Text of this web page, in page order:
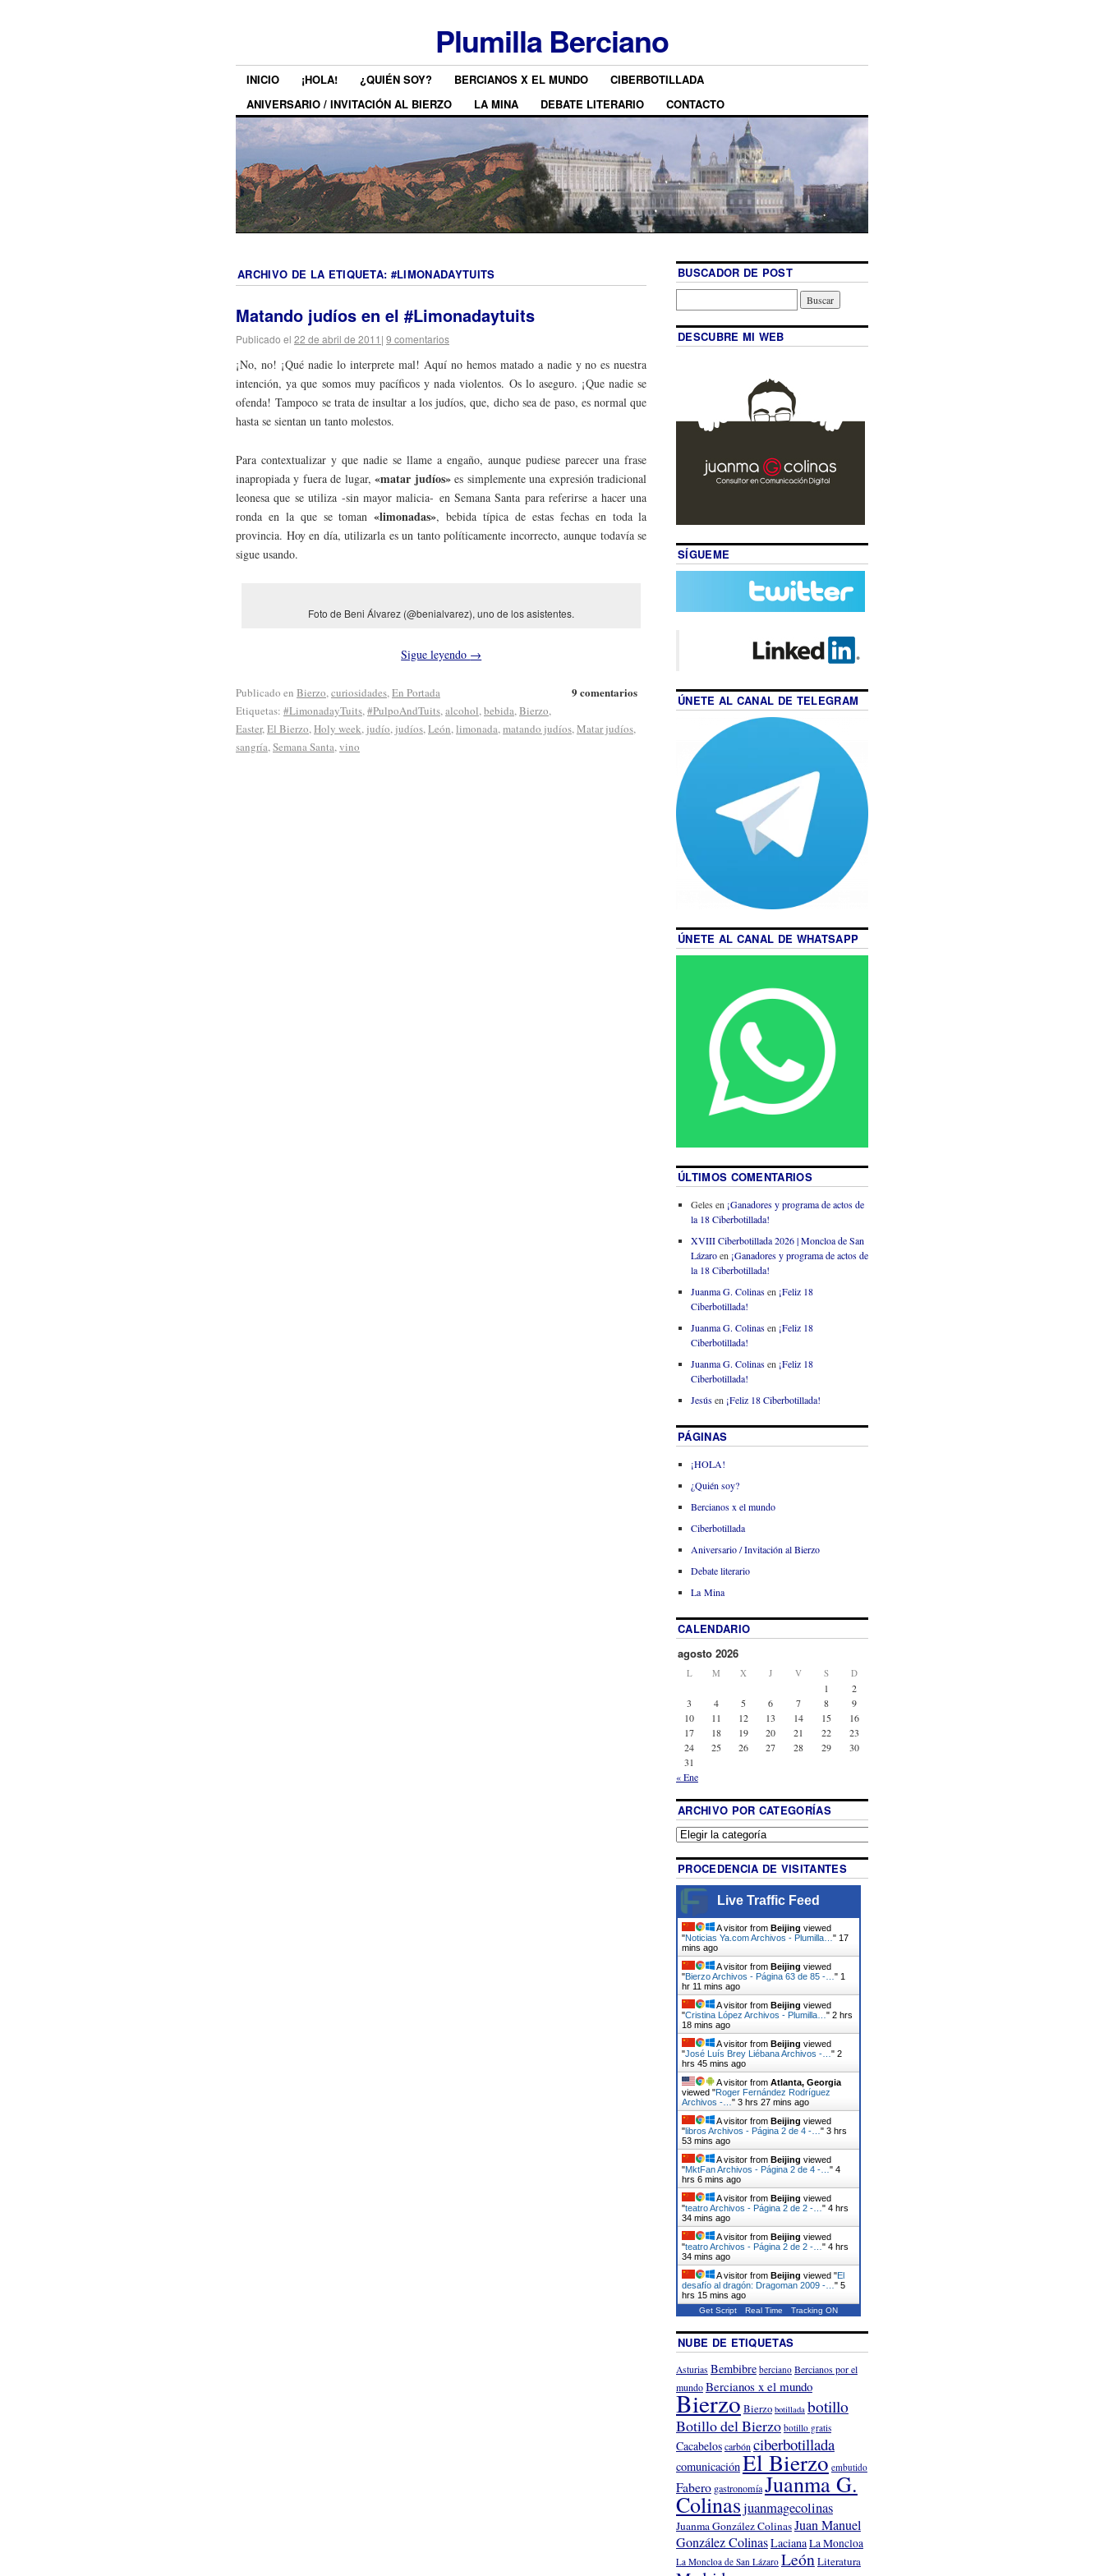
Plumilla Berciano
INICIO ¡HOLA! ¿QUIÉN SOY? BERCIANOS X EL MUNDO
CIBERBOTILLADA
ANIVERSARIO / INVITACIÓN AL BIERZO
LA MINA DEBATE LITERARIO CONTACTO
ARCHIVO DE LA ETIQUETA: #LIMONADAYTUITS
Matando judíos en el #Limonadaytuits
Publicado el 22 de abril de 2011 | 9 comentarios
¡No, no! ¡Qué nadie lo interprete mal! Aquí no hemos matado a nadie y no es nuestra
intención, ya que somos muy pacíficos y nada violentos. Os lo aseguro. ¡Que nadie se
ofenda! Tampoco se trata de insultar a los judíos, que, dicho sea de paso, es normal que
hasta se sientan un tanto molestos.
Para contextualizar y que nadie se llame a engaño, aunque pudiese parecer una frase
inapropiada y fuera de lugar,«matar judíos»es simplemente una expresión tradicional
leonesa que se utiliza -sin mayor malicia- en Semana Santa para referirse a hacer una
ronda en la que se toman«limonadas», bebida típica de estas fechas en toda la
provincia. Hoy en día, utilizarla es un tanto políticamente incorrecto, aunque todavía se
sigue usando.
Foto de Beni Álvarez (@benialvarez), uno de los asistentes.
Sigue leyendo →
9 comentarios
Publicado en Bierzo,curiosidades,En Portada
Etiquetas: #LimonadayTuits,#PulpoAndTuits,alcohol,bebida,Bierzo,
Easter,El Bierzo,Holy week, judío, judíos,León,limonada,matando judíos,Matar judíos,
sangría,Semana Santa,vino
BUSCADOR DE POST
DESCUBRE MI WEB
SÍGUEME
ÚNETE AL CANAL DE TELEGRAM
ÚNETE AL CANAL DE WHATSAPP
ÚLTIMOS COMENTARIOS
Geles en ¡Ganadores y programa de actos de
la 18 Ciberbotillada!
XVIII Ciberbotillada 2026 | Moncloa de San
Lázaroen ¡Ganadores y programa de actos de
la 18 Ciberbotillada!
Juanma G. Colinasen ¡Feliz 18
Ciberbotillada!
Juanma G. Colinasen ¡Feliz 18
Ciberbotillada!
Juanma G. Colinasen ¡Feliz 18
Ciberbotillada!
Jesúsen ¡Feliz 18 Ciberbotillada!
PÁGINAS
¡HOLA!
¿Quién soy?
Bercianos x el mundo
Ciberbotillada
Aniversario / Invitación al Bierzo
Debate literario
La Mina
CALENDARIO
agosto 2026
L M X J V S D
1
2
3
4 5 6 7 8
9
10
11 12 13 14 15
16
17
18 19 20 21 22
23
24
25 26 27 28 29
30
31
« Ene
ARCHIVO POR CATEGORÍAS
PROCEDENCIA DE VISITANTES
Live Traffic Feed
A visitor from Beijing viewed
"Noticias Ya.com Archivos - Plumilla… " 17
mins ago
A visitor from Beijing viewed
"Bierzo Archivos - Página 63 de 85 -… " 1
hr 11 mins ago
A visitor from Beijing viewed
"Cristina López Archivos - Plumilla… " 2 hrs
18 mins ago
A visitor from Beijing viewed
"José Luís Brey Liébana Archivos -… " 2
hrs 45 mins ago
A visitor from Atlanta, Georgia
viewed "Roger Fernández Rodríguez
Archivos -… " 3 hrs 27 mins ago
A visitor from Beijing viewed
"libros Archivos - Página 2 de 4 -… " 3 hrs
53 mins ago
A visitor from Beijing viewed
"MktFan Archivos - Página 2 de 4 -… " 4
hrs 6 mins ago
A visitor from Beijing viewed
"teatro Archivos - Página 2 de 2 -… " 4 hrs
34 mins ago
A visitor from Beijing viewed
"teatro Archivos - Página 2 de 2 -… " 4 hrs
34 mins ago
A visitor from Beijing viewed "El
desafío al dragón: Dragoman 2009 -… " 5
hrs 15 mins ago
Get Script Real Time Tracking ON
NUBE DE ETIQUETAS
Asturias Bembibre berciano Bercianos por el
mundoBercianos x el mundo
BierzoBierzo botillada botillo
Botillo del Bierzo botillo gratis
Cacabeloscarbón ciberbotillada
comunicaciónEl Bierzo embutido
Fabero gastronomíaJuanma G.
Colinasjuanmagecolinas
Juanma González ColinasJuan Manuel
González ColinasLacianaLa Moncloa
La Moncloa de San Lázaro LeónLiteratura